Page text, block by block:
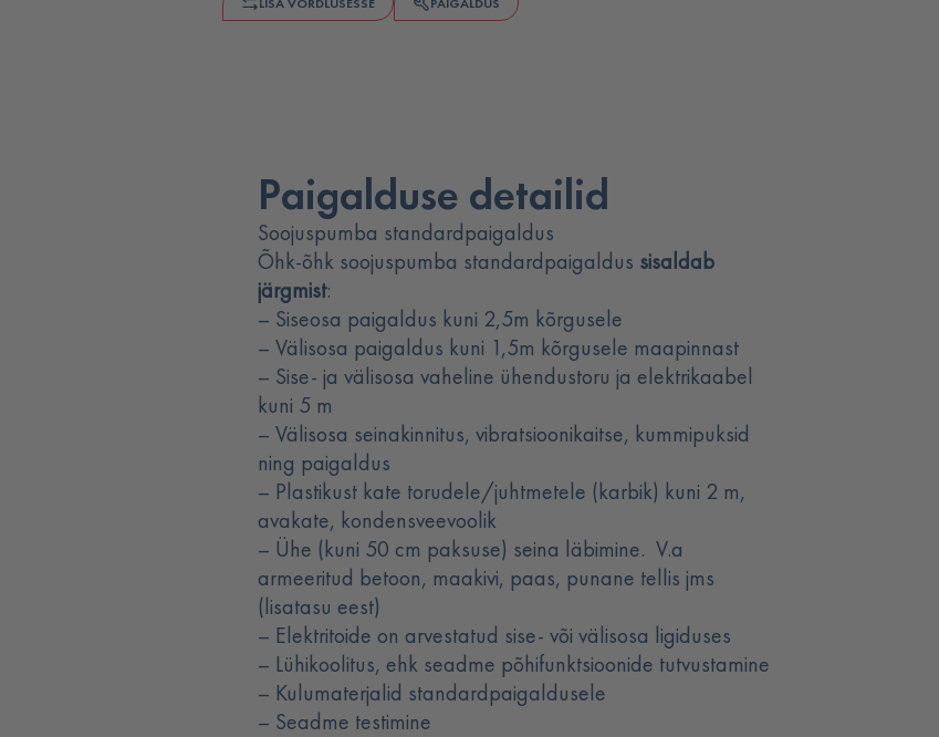
Paigalduse detailid
Soojuspumba standardpaigaldus
Õhk-õhk soojuspumba standardpaigaldus sisaldab
järgmist:
– Siseosa paigaldus kuni 2,5m kõrgusele
– Välisosa paigaldus kuni 1,5m kõrgusele maapinnast
– Sise- ja välisosa vaheline ühendustoru ja elektrikaabel
kuni 5 m
– Välisosa seinakinnitus, vibratsioonikaitse, kummipuksid
ning paigaldus
– Plastikust kate torudele/juhtmetele (karbik) kuni 2 m,
avakate, kondensveevoolik
– Ühe (kuni 50 cm paksuse) seina läbimine. V.a
armeeritud betoon, maakivi, paas, punane tellis jms
(lisatasu eest)
– Elektritoide on arvestatud sise- või välisosa ligiduses
– Lühikoolitus, ehk seadme põhifunktsioonide tutvustamine
– Kulumaterjalid standardpaigaldusele
– Seadme testimine